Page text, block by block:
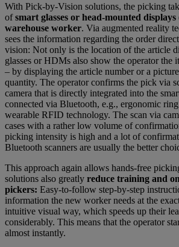
With Pick-by-Vision solutions, the picking
ofsmart glasses or head-mounted
warehouse worker. Via augmented reality
sees the information regarding the order
vision: Not only is the location of the article
glasses or HDMs also show the operator the
– by displaying the article number or a
quantity. The operator confirms the pick via
camera that is directly integrated into the
connected via Bluetooth, e.g., ergonomic
wearable RFID technology. The scan via
cases with a rather low volume of
picking intensity is high and a lot of
Bluetooth scanners are usually the better
This approach again allows hands-free
solutions also greatly reduce training and
pickers: Easy-to-follow step-by-step
information the new worker needs at the
intuitive visual way, which speeds up their
considerably. This means that the operator
almost instantly.